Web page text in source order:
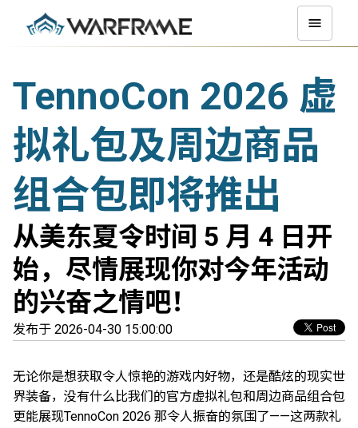
TennoCon 2026 虚
拟礼包及周边商品
组合包即将推出
从美东夏令时间 5 月 4 日开
始，尽情展现你对今年活动
的兴奋之情吧！
发布于 2026-04-30 15:00:00
无论你是想获取令人惊艳的游戏内好物，还是酷炫的现实世
界装备，没有什么比我们的官方虚拟礼包和周边商品组合包
更能展现TennoCon 2026 那令人振奋的氛围了——这两款礼